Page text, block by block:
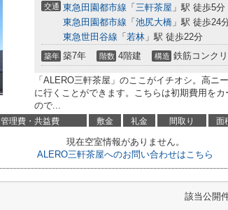
交通 東急田園都市線 「 三軒茶屋 」駅 徒歩5分
東急田園都市線 「 池尻大橋 」駅 徒歩24
東急世田谷線 「 若林 」駅 徒歩22分
築年 築7年 階数 4階建 構造 鉄筋コンク
「ALERO三軒茶屋」のここがイチオシ。高ニ
に行くことができます。こちらは初期費用を
ので...
管理費・共益費 敷金 礼金 間取り 面
現在空室情報がありません。
ALERO三軒茶屋へのお問い合わせはこちら
該当公開